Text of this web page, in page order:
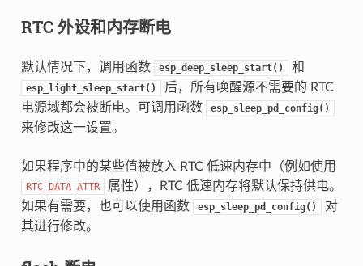
RTC 外设和内存断电
默认情况下，调用函数 esp_deep_sleep_start() 和
esp_light_sleep_start()
后，所有唤醒源不需要的 RTC
电源域都会被断电。可调用函数
esp_sleep_pd_config()
来修改这一设置。
如果程序中的某些值被放入 RTC 低速内存中（例如使用
RTC_DATA_ATTR
属性），RTC 低速内存将默认保持供电。
如果有需要，也可以使用函数
esp_sleep_pd_config()
对
其进行修改。